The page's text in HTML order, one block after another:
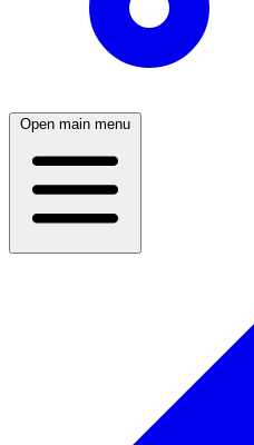
Open main menu